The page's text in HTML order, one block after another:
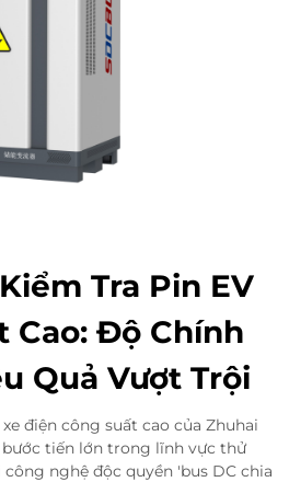
Tra Pin EV
Cao: Độ Chính
Quả Vượt Trội
điện công suất cao của Zhuhai
bước tiến lớn trong lĩnh vực thử
nghệ độc quyền 'bus DC chia